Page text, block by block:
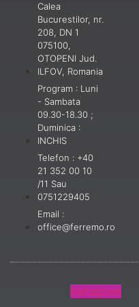
Calea
Bucurestilor, nr.
208, DN 1
075100,
OTOPENI Jud.
ILFOV, Romania
Program : Luni
- Sambata
09.30-18.30 ;
Duminica :
INCHIS
Telefon : +40
21 352 00 10
/11 Sau
0751229405
Email :
office@ferremo.ro
Instagram